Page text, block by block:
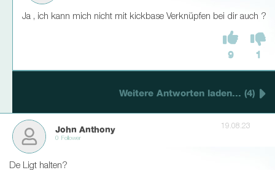
Ja , ich kann mich nicht mit kickbase Verknüpfen bei dir auch ?
9 1
Weitere Antworten laden... (4)
John Anthony
0 Follower
19.08.23
De Ligt halten?